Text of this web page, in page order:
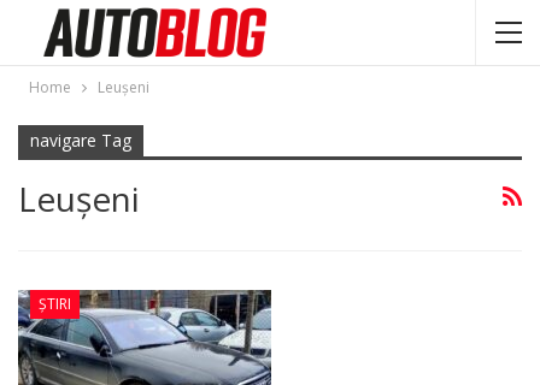
Home Leuşeni
navigare Tag
Leuşeni
ȘTIRI